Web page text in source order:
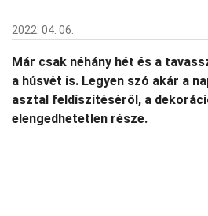
2022. 04. 06.
Már csak néhány hét és a
a húsvét is. Legyen szó akár a
asztal feldíszítéséről, a
elengedhetetlen része.